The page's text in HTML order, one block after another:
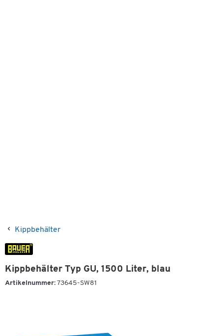
Kippbehälter
Kippbehälter Typ GU, 1500 Liter, blau
Artikelnummer: 73645-SW81